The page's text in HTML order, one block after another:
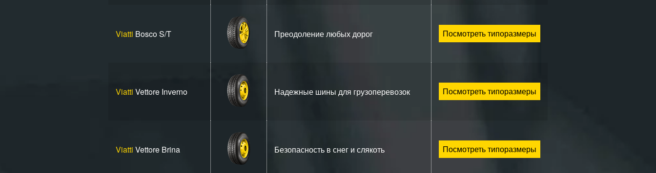
Viatti Bosco S/T Преодоление любых дорог Посмотреть типоразмеры
Viatti Vettore Inverno Надежные шины для грузоперевозок Посмотреть типоразмеры
Viatti Vettore Brina Безопасность в снег и слякоть Посмотреть типоразмеры